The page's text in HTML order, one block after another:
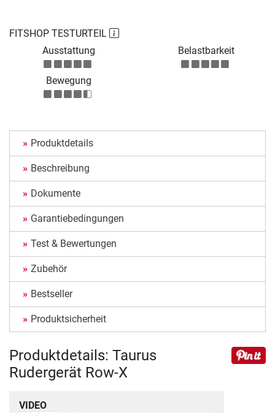
FITSHOP TESTURTEIL
Ausstattung
Belastbarkeit
Bewegung
Produktdetails
Beschreibung
Dokumente
Garantiebedingungen
Test & Bewertungen
Zubehör
Bestseller
Produktsicherheit
Produktdetails: Taurus
Rudergerät Row-X
VIDEO